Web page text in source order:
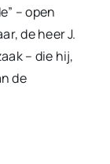
– open
de heer J.
– die hij,
de